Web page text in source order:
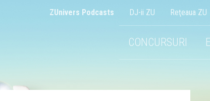
ZUnivers Podcasts DJ-ii ZU Reţeaua ZU
CONCURSURI